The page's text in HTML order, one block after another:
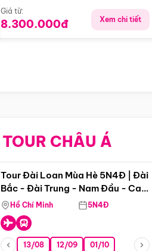
Giá từ:
8.300.000đ Xem chi tiết
TOUR CHÂU ÁĐiểm nổi bật
Tour Đài Loan Mùa Hè 5N4Đ | Đài
Bắc - Đài Trung - Nam Đầu - Cao
Hùng ( Bay Vn)
Hồ Chí Minh 5N4Đ
13/08 12/09 01/10